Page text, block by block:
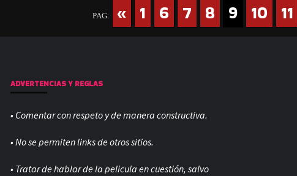
PAG: « 1 6 7 8 9 10 11
ADVERTENCIAS Y REGLAS
• Comentar con respeto y de manera constructiva.
• No se permiten links de otros sitios.
• Tratar de hablar de la pelicula en cuestión, salvo